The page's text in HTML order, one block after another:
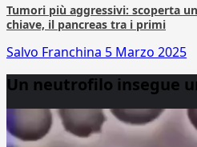
Tumori più aggressivi: scoperta
chiave, il pancreas tra i primi
Salvo Franchina 5 Marzo 2025
Un neutrofilo insegue
Player